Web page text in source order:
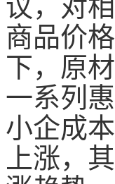
议，对
商品价
下，原
一系列
小企成
上涨，